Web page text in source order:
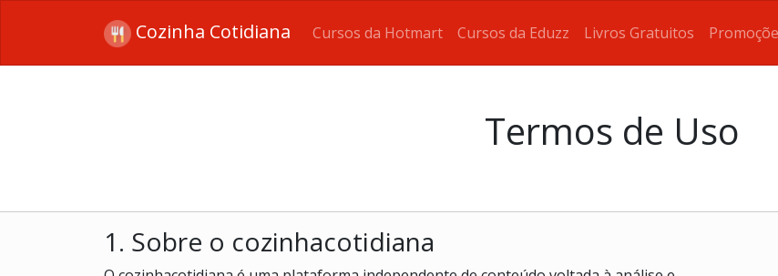
Cozinha Cotidiana Cursos da Hotmart Cursos da Eduzz Livros Gratuitos
Termos de Uso
1. Sobre o cozinhacotidiana